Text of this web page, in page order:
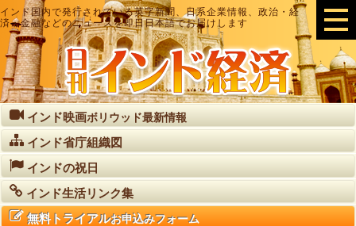
インド国内で発行されている英字新聞、日系企業情報、政治・経
済・金融などのニュースを即日日本語でお届けします
インド映画ボリウッド最新情報
インド省庁組織図
インドの祝日
インド生活リンク集
無料トライアルお申込みフォーム